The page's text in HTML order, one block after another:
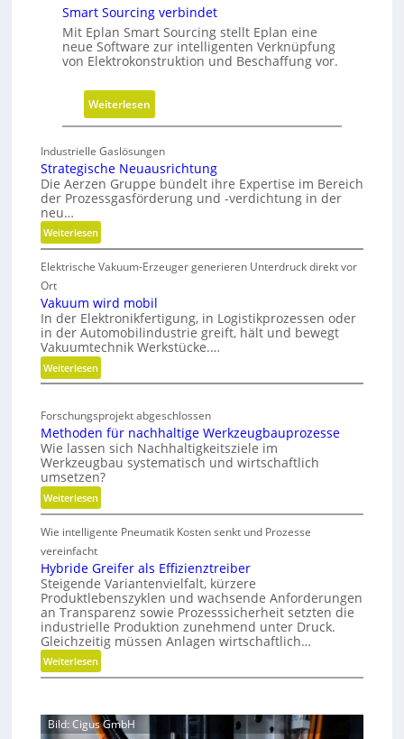
e
r
e
i
f
a
h
u
n
ü
r
i
g
i
a
T
w
i
Smart Sourcing verbindet
Mit Eplan Smart Sourcing stellt Eplan eine
neue Software zur intelligenten Verknüpfung
von Elektrokonstruktion und Beschaffung vor.
Weiterlesen:
S
a
r
t
u
r
i
n
g
e
b
i
n
t
Industrielle Gaslösungen
Strategische Neuausrichtung
Die Aerzen Gruppe bündelt ihre Expertise im Bereich
der Prozessgasförderung und -verdichtung in der
neu…
Weiterlesen:
S
t
a
t
e
g
i
s
h
e
N
e
u
a
s
r
i
c
h
t
u
n
g
Elektrische Vakuum-Erzeuger generieren Unterdruck direkt vor
Ort
Vakuum wird mobil
In der Elektronikfertigung, in Logistikprozessen oder
in der Automobilindustrie greift, hält und bewegt
Vakuumtechnik Werkstücke.…
Weiterlesen:
V
k
u
u
m
w
i
d
m
o
b
i
l
Forschungsprojekt abgeschlossen
Methoden für nachhaltige Werkzeugbauprozesse
Wie lassen sich Nachhaltigkeitsziele im
Werkzeugbau systematisch und wirtschaftlich
umsetzen?
Weiterlesen:
M
e
t
h
o
d
e
n
f
ü
a
Wie intelligente Pneumatik Kosten senkt und Prozesse
vereinfacht
Hybride Greifer als Effizienztreiber
Steigende Variantenvielfalt, kürzere
Produktlebenszyklen und wachsende Anforderungen
an Transparenz sowie Prozesssicherheit setzten die
industrielle Produktion zunehmend unter Druck.
Gleichzeitig müssen Anlagen wirtschaftlich…
Weiterlesen:
H
b
r
Bild: Cigus GmbH